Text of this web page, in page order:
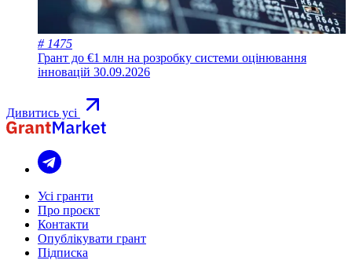
# 1475
Грант до €1 млн на розробку системи оцінювання
інновацій 30.09.2026
Дивитись усі
Усі гранти
Про проєкт
Контакти
Опублікувати грант
Підписка